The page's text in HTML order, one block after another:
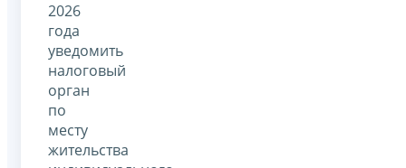
2026
года
уведомить
налоговый
орган
по
месту
жительства